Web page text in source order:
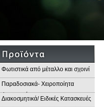
Φωτιστικά από μέταλλο και σχοινί
Παραδοσιακά- Χειροποίητα
Φωτιστικά
Διακοσμητικά/ Ειδικές Κατασκευές